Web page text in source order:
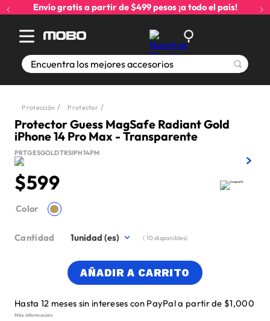
Envío gratis a partir de $499 pesos ¡a todo el país!
Encuentra los mejores accesorios
Protección Protector
Protector Guess MagSafe Radiant Gold
iPhone 14 Pro Max - Transparente
PRTGESGOLDTRSIPH14PM
$599
Color
Cantidad 1 ( 10disponibles)
AÑADIR A CARRITO
Hasta 12 meses sin intereses con PayPal a partir de $1,000
Más información